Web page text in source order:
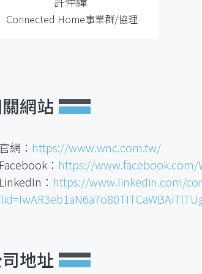
Connected Home事業群/協理
網站
網： https://www.wnc.com.tw/
： https://www.facebook.com/
： https://www.linkedin.com/
地址